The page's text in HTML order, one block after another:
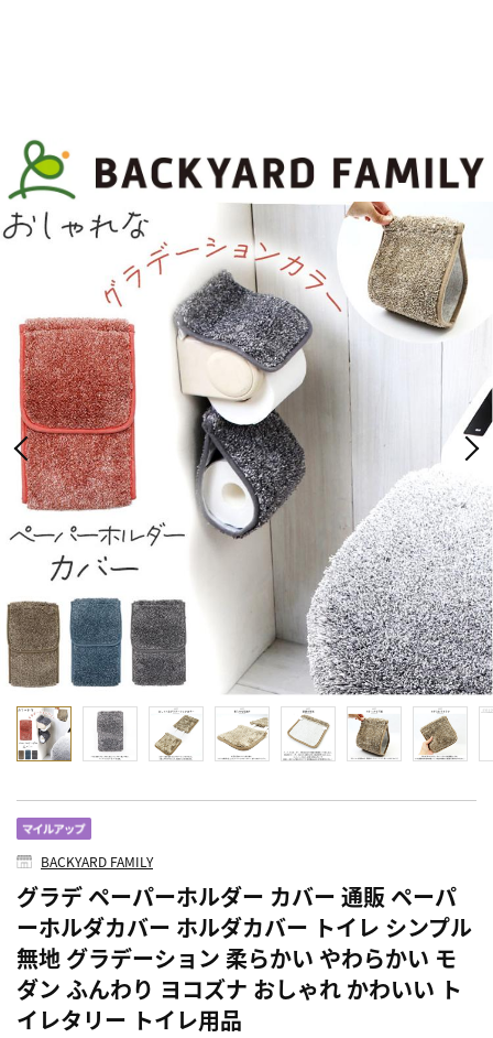
BACKYARD FAMILY
グラデ ペーパーホルダー カバー 通販 ペーパ
ーホルダカバー ホルダカバー トイレ シンプル
無地 グラデーション 柔らかい やわらかい モ
ダン ふんわり ヨコズナ おしゃれ かわいい ト
イレタリー トイレ用品